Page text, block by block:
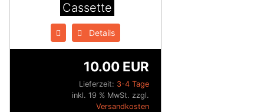
Cassette
Details
Lieferzeit: 3-4 Tage
10.00 EUR
inkl. 19 % MwSt. zzgl.
Versandkosten